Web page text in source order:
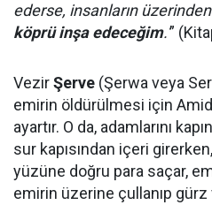
ederse, insanların
köprü inşa edeceğim.'”
VezirŞerve (Şerwa veya
emirin öldürülmesi için Amid
ayartır. O da, adamlarını
sur kapısından içeri
yüzüne doğru para saçar,
emirin üzerine çullanıp